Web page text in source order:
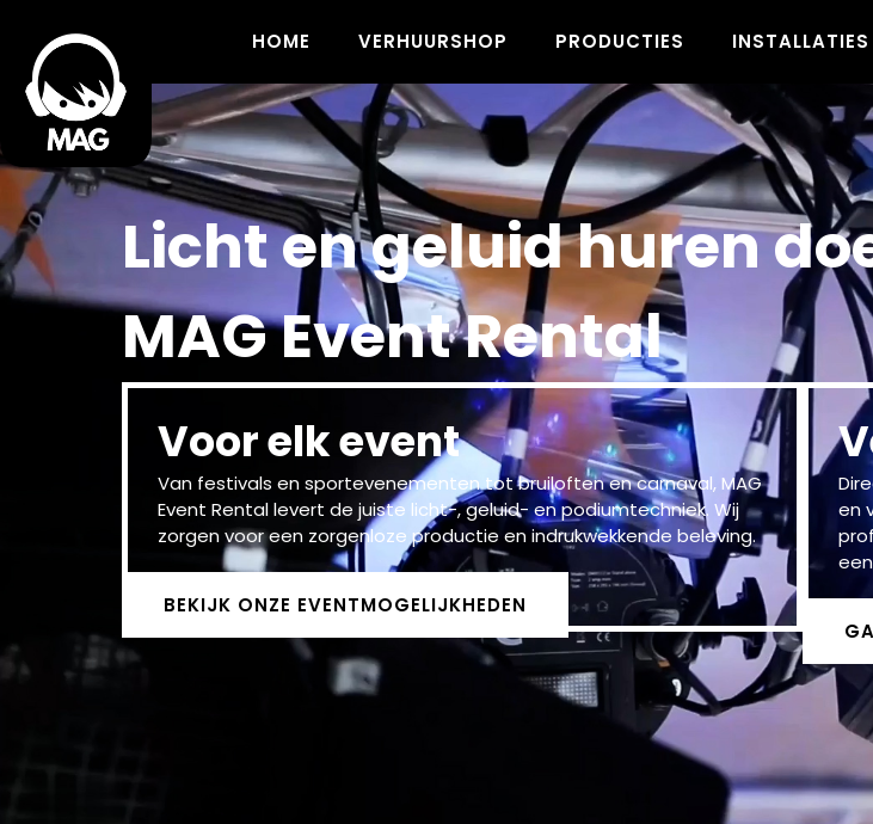
HOME VERHUURSHOP PRODUCTIES INSTALLATIES
Licht en geluid huren
MAG Event Rental
Voor elk event
Van festivals en sportevenementen tot bruiloften en carnaval, MAG
Event Rental levert de juiste licht-, geluid- en podiumtechniek. Wij
zorgen voor een zorgenloze productie en indrukwekkende beleving.
BEKIJK ONZE EVENTMOGELIJKHEDEN
en